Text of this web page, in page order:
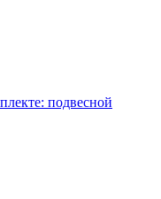
подвесной